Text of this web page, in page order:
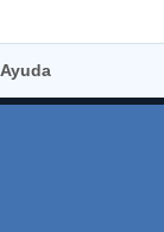
Ayuda